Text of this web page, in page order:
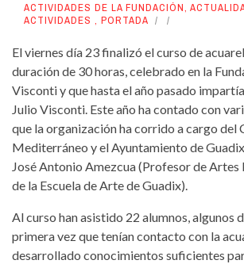
ACTIVIDADES DE LA FUNDACIÓN,
ACTIVIDADES , PORTADA
El viernes día 23 finalizó el curso de
duración de 30 horas, celebrado en la
Visconti y que hasta el año pasado
Julio Visconti. Este año ha contado con
que la organización ha corrido a cargo del
Mediterráneo y el Ayuntamiento de
José Antonio Amezcua (Profesor de Artes
de la Escuela de Arte de Guadix).
Al curso han asistido 22 alumnos, algunos
primera vez que tenían contacto con la
desarrollado conocimientos suficientes